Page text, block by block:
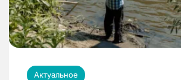
Актуальное